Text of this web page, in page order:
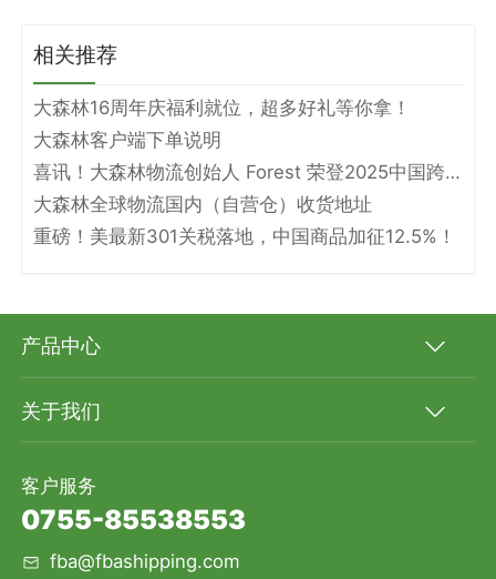
相关推荐
大森林16周年庆福利就位，超多好礼等你拿！
大森林客户端下单说明
喜讯！大森林物流创始人 Forest 荣登2025中国跨境电商物流名人堂！
大森林全球物流国内（自营仓）收货地址
重磅！美最新301关税落地，中国商品加征12.5%！
产品中心
关于我们
客户服务
0755-85538553
fba@fbashipping.com